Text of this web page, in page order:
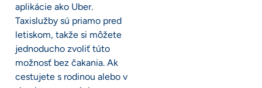
aplikácie ako Uber.
Taxislužby sú priamo pred
letiskom, takže si môžete
jednoducho zvoliť túto
možnosť bez čakania. Ak
cestujete s rodinou alebo v